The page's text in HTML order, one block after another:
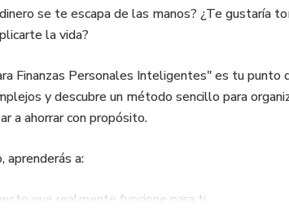
se te escapa de las manos? ¿Te gustaría
la vida?
Finanzas Personales Inteligentes" es tu punto
y descubre un método sencillo para
a ahorrar con propósito.
aprenderás a:
que realmente funcione para ti.